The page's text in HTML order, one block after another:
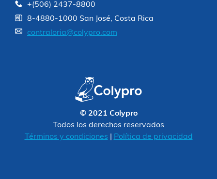
+(506) 2437-8800
8-4880-1000 San José, Costa Rica
contraloria@colypro.com
© 2021 Colypro
Todos los derechos reservados
Términos y condiciones
Política de privacidad